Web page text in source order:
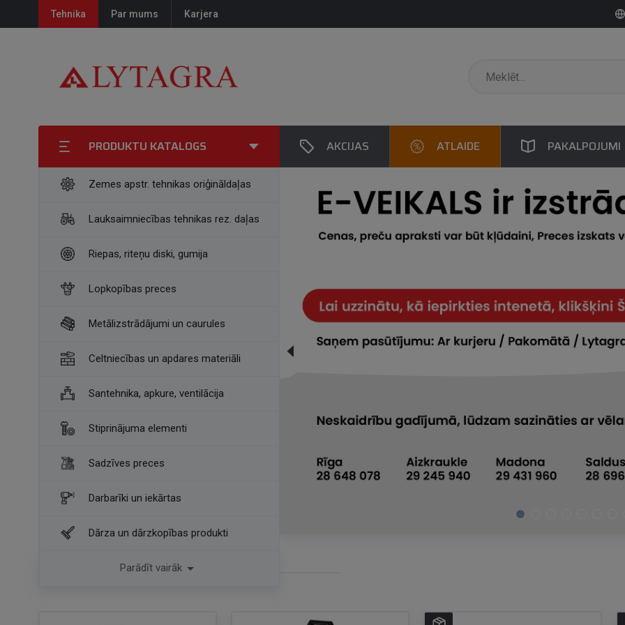
Tehnika Par mums Karjera
PRODUKTU KATALOGS
Zemes apstr. tehnikas oriģināldaļas
Lauksaimniecības tehnikas rez. daļas
Riepas, riteņu diski, gumija
Lopkopības preces
Metālizstrādājumi un caurules
Celtniecības un apdares materiāli
Santehnika, apkure, ventilācija
Stiprinājuma elementi
Sadzīves preces
Darbarīki un iekārtas
Dārza un dārzkopības produkti
Parādīt vairāk
AKCIJAS ATLAIDE PAKALPOJUMI
Piedāvājumi jums